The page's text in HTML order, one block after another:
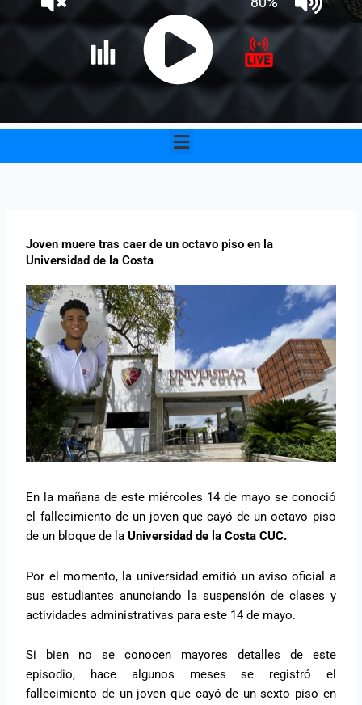
Menu
Joven muere tras caer de un octavo piso en la
Universidad de la Costa
En la mañana de este miércoles 14 de mayo se conoció
el fallecimiento de un joven que cayó de un octavo piso
de un bloque de laUniversidad de la Costa CUC.
Por el momento, la universidad emitió un aviso oficial a
sus estudiantes anunciando la suspensión de clases y
actividades administrativas para este 14 de mayo.
Si bien no se conocen mayores detalles de este
episodio, hace algunos meses se registró el
fallecimiento de un joven que cayó de un sexto piso en